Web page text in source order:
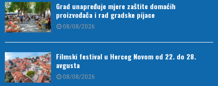
Grad unapređuje mjere zaštite domaćih
proizvođača i rad gradske pijace
08/08/2026
Filmski festival u Herceg Novom od 22. do 28.
avgusta
08/08/2026